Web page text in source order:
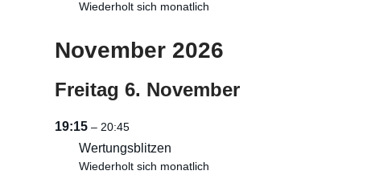
Wiederholt sich monatlich
November 2026
Freitag 6. November
19:15 – 20:45
Wertungsblitzen
Wiederholt sich monatlich